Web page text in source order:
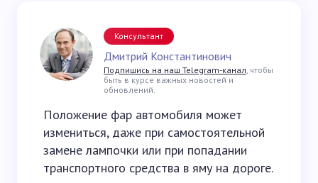
Консультант
Дмитрий Константинович
Подпишись на наш Telegram-канал, чтобы
быть в курсе важных новостей и
обновлений.
Положение фар автомобиля может
измениться, даже при самостоятельной
замене лампочки или при попадании
транспортного средства в яму на дороге.